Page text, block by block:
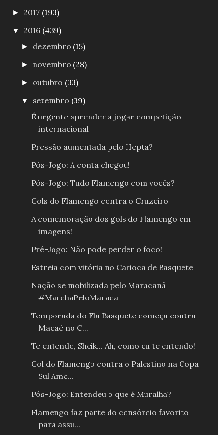
► 2017 (193)
▼ 2016 (439)
► dezembro (15)
► novembro (28)
► outubro (33)
▼ setembro (39)
É urgente aprender a jogar competição
internacional
Pressão aumentada pelo Hepta?
Pós-Jogo: A conta chegou!
Pós-Jogo: Tudo Flamengo com vocês?
Gols do Flamengo contra o Cruzeiro
A comemoração dos gols do Flamengo em
imagens!
Pré-Jogo: Não pode perder o foco!
Estreia com vitória no Carioca de Basquete
Nação se mobilizada pelo Maracanã
#MarchaPeloMaraca
Temporada do Fla Basquete começa contra
Macaé no C...
Te entendo, Sheik... Ah, como eu te entendo!
Gol do Flamengo contra o Palestino na Copa
Sul Ame...
Pós-Jogo: Entendeu o que é Muralha?
Flamengo faz parte do consórcio favorito
para assu...